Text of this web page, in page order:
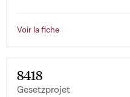
Voir la fiche
8418
Gesetzprojet